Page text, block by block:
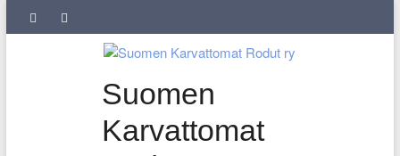
SuKaRo
Instagramisssa
kysytyt
meksikolaiset
perulaiset
jäsenrekisterin
Suomen
Karvattomat